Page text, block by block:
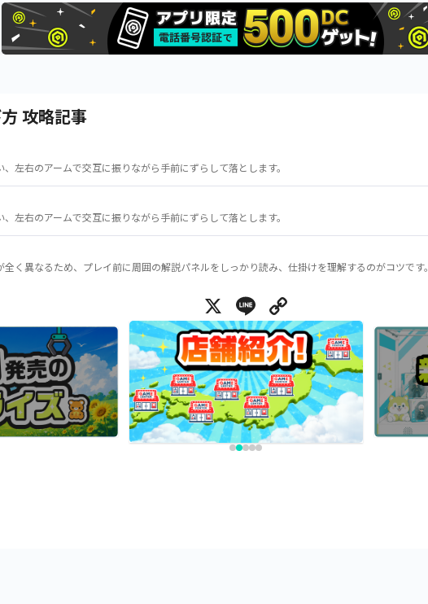
攻略記事
左右のアームで交互に振りながら手前にずらして落とします。
左右のアームで交互に振りながら手前にずらして落とします。
全く異なるため、プレイ前に周囲の解説パネルをしっかり読み、仕掛けを理解するのがコツです
X Line